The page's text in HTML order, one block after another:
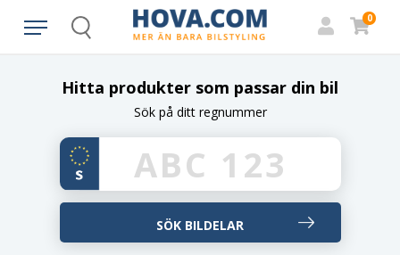
Search
0
Hitta produkter som passar din bil
Sök på ditt regnummer